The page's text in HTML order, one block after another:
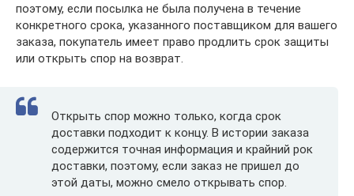
поэтому, если посылка не была получена в течение
конкретного срока, указанного поставщиком для вашего
заказа, покупатель имеет право продлить срок защиты
или открыть спор на возврат.
Открыть спор можно только, когда срок
доставки подходит к концу. В истории заказа
содержится точная информация и крайний рок
доставки, поэтому, если заказ не пришел до
этой даты, можно смело открывать спор.